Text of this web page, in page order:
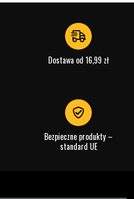
Dostawa od 16,99 zł
Bezpieczne produkty –
standard UE